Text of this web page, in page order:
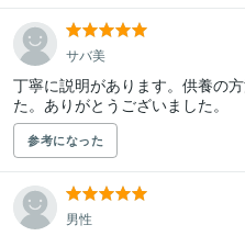
サバ美
丁寧に説明があります。供養の
た。ありがとうございました。
参考になった
男性